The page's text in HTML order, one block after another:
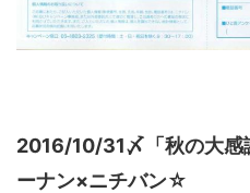
2016/10/31〆「秋の大
ーナン×ニチバン☆